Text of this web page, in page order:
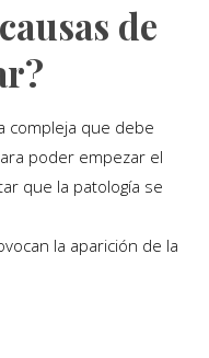
de
compleja que debe
poder empezar el
que la patología se
la aparición de la